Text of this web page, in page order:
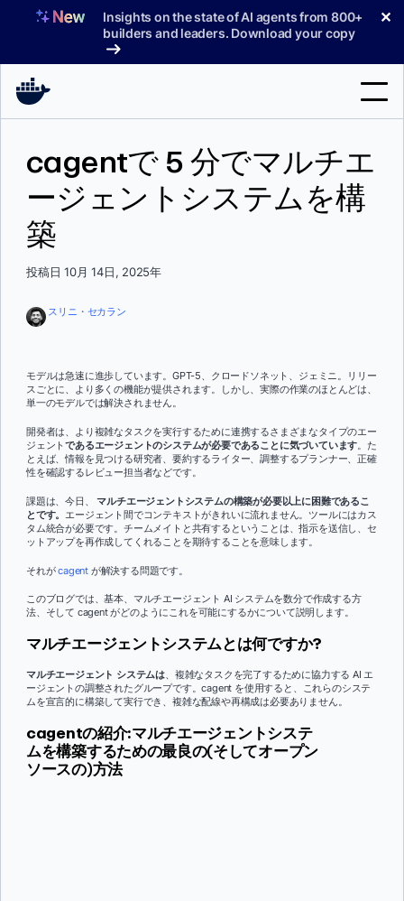
へ
Insights on the state of AI agents from 800+
builders and leaders. Download your copy
✕
サポート
索
サインイン
cagentで 5 分でマルチエ
ージェントシステムを構
築
投稿日 10月 14日, 2025年
スリニ・セカラン
モデルは急速に進歩しています。GPT-5、クロードソネット、ジェミニ。リリー
スごとに、より多くの機能が提供されます。しかし、実際の作業のほとんどは、
単一のモデルでは解決されません。
開発者は、より複雑なタスクを実行するために連携するさまざまなタイプのエー
ジェントであるエージェントのシステムが必要であることに気づいています。た
とえば、情報を見つける研究者、要約するライター、調整するプランナー、正確
性を確認するレビュー担当者などです。
課題は、今日、マルチエージェントシステムの構築が必要以上に困難であるこ
とです。 エージェント間でコンテキストがきれいに流れません。ツールにはカス
タム統合が必要です。チームメイトと共有するということは、指示を送信し、セ
ットアップを再作成してくれることを期待することを意味します。
それがcagent が解決する問題です。
このブログでは、基本、マルチエージェント AI システムを数分で作成する方
法、そして cagent がどのようにこれを可能にするかについて説明します。
マルチエージェントシステムとは何ですか?
マルチエージェント システムは、複雑なタスクを完了するために協力する AI エ
ージェントの調整されたグループです。cagent を使用すると、これらのシステ
ムを宣言的に構築して実行でき、複雑な配線や再構成は必要ありません。
cagentの紹介:マルチエージェントシステ
ムを構築するための最良の(そしてオープン
ソースの)方法